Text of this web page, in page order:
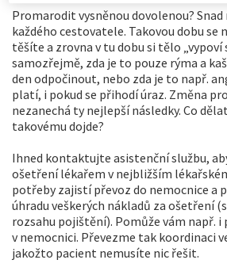
Promarodit vysněnou dovolenou?
každého cestovatele. Takovou dobu se
těšíte a zrovna v tu dobu si tělo „vypoví
samozřejmě, zda je to pouze rýma a
den odpočinout, nebo zda je to např.
platí, i pokud se přihodí úraz. Změna
nezanechá ty nejlepší následky. Co
takovému dojde?
Ihned kontaktujte asistenční službu,
ošetření lékařem v nejbližším
potřeby zajistí převoz do nemocnice a
úhradu veškerých nákladů za ošetření
rozsahu pojištění). Pomůže vám např. i
v nemocnici. Převezme tak koordinaci
jakožto pacient nemusíte nic řešit.